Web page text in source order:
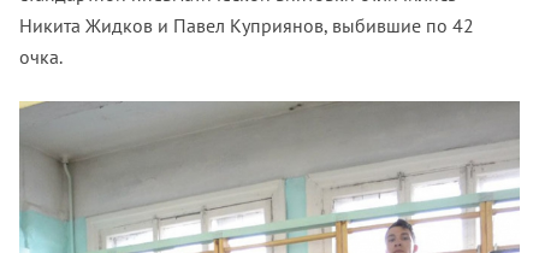
Никита Жидков и Павел Куприянов, выбившие по 42
очка.